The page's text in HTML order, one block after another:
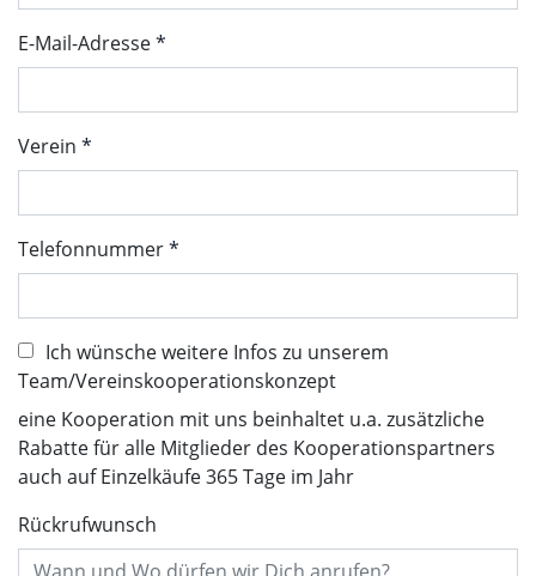
E-Mail-Adresse
Verein
Telefonnummer
Ich wünsche weitere Infos zu unserem
Team/Vereinskooperationskonzept
eine Kooperation mit uns beinhaltet u.a. zusätzliche
Rabatte für alle Mitglieder des Kooperationspartners
auch auf Einzelkäufe 365 Tage im Jahr
Rückrufwunsch